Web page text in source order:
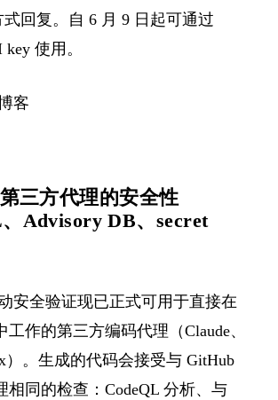
回复。自 6 月 9 日起可通过
使用。
客
三方代理的安全性
、Advisory DB、secret
安全验证现已正式可用于直接在
工作的第三方编码代理（Claude、
）。生成的代码会接受与 GitHub
相同的检查：CodeQL 分析、与